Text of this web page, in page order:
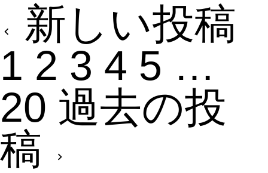
新しい投稿
1 2 3 4 5 …
20 過去の投
稿